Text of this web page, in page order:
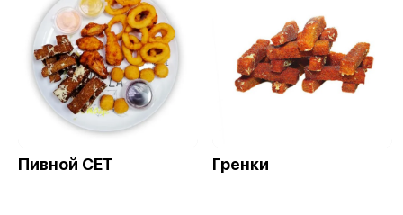
Пивной СЕТ Гренки